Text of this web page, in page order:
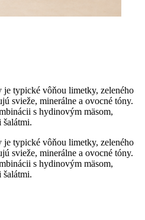
typické vôňou limetky, zeleného
svieže, minerálne a ovocné tóny.
s hydinovým mäsom,
typické vôňou limetky, zeleného
svieže, minerálne a ovocné tóny.
s hydinovým mäsom,